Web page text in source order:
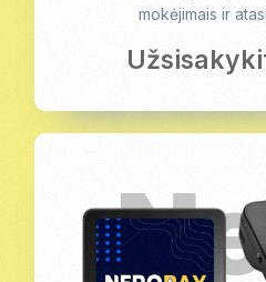
mokėjimais ir